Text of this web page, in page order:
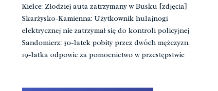
Kielce: Złodziej auta zatrzymany w Busku [zdjęcia]
Skarżysko-Kamienna: Użytkownik hulajnogi
elektrycznej nie zatrzymał się do kontroli policyjnej
Sandomierz: 30-latek pobity przez dwóch mężczyzn.
19-latka odpowie za pomocnictwo w przestępstwie